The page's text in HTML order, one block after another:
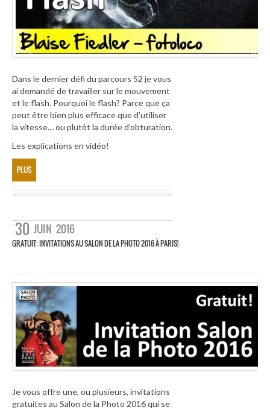
Dans le dernier défi du parcours 52 je vous
ai demandé de travailler sur le mouvement
et le flash. Pourquoi le flash? Parce que ça
peut être bien plus efficace que d’utiliser
la vitesse… ou plutôt la durée d’obturation.
Les explications en vidéo!
PLUS
30 JUIN 2016
GRATUIT: INVITATIONS AU SALON DE LA PHOTO 2016 À PARIS!
Je vous offre une, ou plusieurs, invitations
gratuites au Salon de la Photo 2016 qui se